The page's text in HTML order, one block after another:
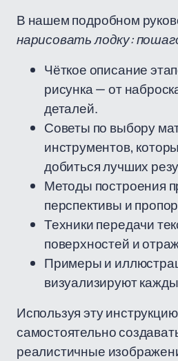
В нашем подробном
нарисовать лодку:
Чёткое описание
рисунка — от
деталей.
Советы по выбору
инструментов,
добиться лучших
Методы построения
перспективы и
Техники передачи
поверхностей и
Примеры и
визуализируют
Используя эту
самостоятельно
реалистичные